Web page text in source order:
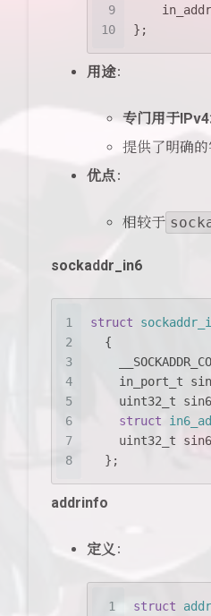
9
10
};
用途：
专门用于
提供了明确
优点：
相较于
sockaddr_in6
1
2
3
4
5
6
7
8
struct
  {
in_port_t
uint32_t
struct
uint32_t
  };
addrinfo
定义 ：
1
struct